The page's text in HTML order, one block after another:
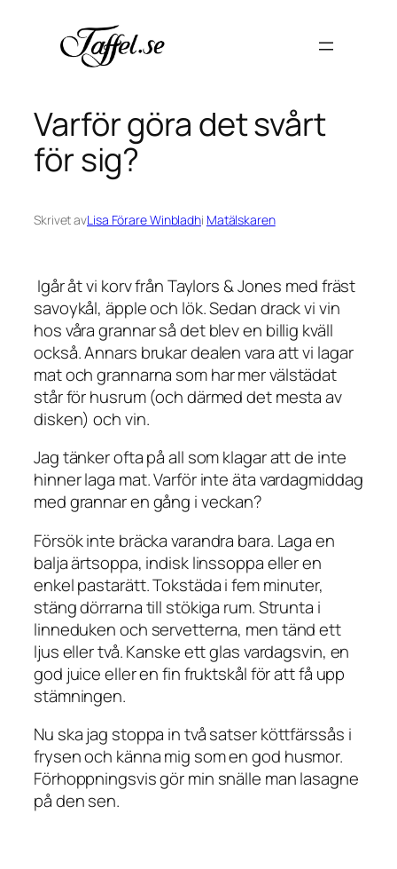
innehåll
Varför göra det svårt
för sig?
Skrivet avLisa Förare Winbladhi Matälskaren
Igår åt vi korv från Taylors & Jones med fräst
savoykål, äpple och lök. Sedan drack vi vin
hos våra grannar så det blev en billig kväll
också. Annars brukar dealen vara att vi lagar
mat och grannarna som har mer välstädat
står för husrum (och därmed det mesta av
disken) och vin.
Jag tänker ofta på all som klagar att de inte
hinner laga mat. Varför inte äta vardagmiddag
med grannar en gång i veckan?
Försök inte bräcka varandra bara. Laga en
balja ärtsoppa, indisk linssoppa eller en
enkel pastarätt. Tokstäda i fem minuter,
stäng dörrarna till stökiga rum. Strunta i
linneduken och servetterna, men tänd ett
ljus eller två. Kanske ett glas vardagsvin, en
god juice eller en fin fruktskål för att få upp
stämningen.
Nu ska jag stoppa in två satser köttfärssås i
frysen och känna mig som en god husmor.
Förhoppningsvis gör min snälle man lasagne
på den sen.